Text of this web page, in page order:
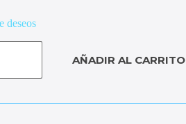
deseos
AÑADIR AL CARRITO